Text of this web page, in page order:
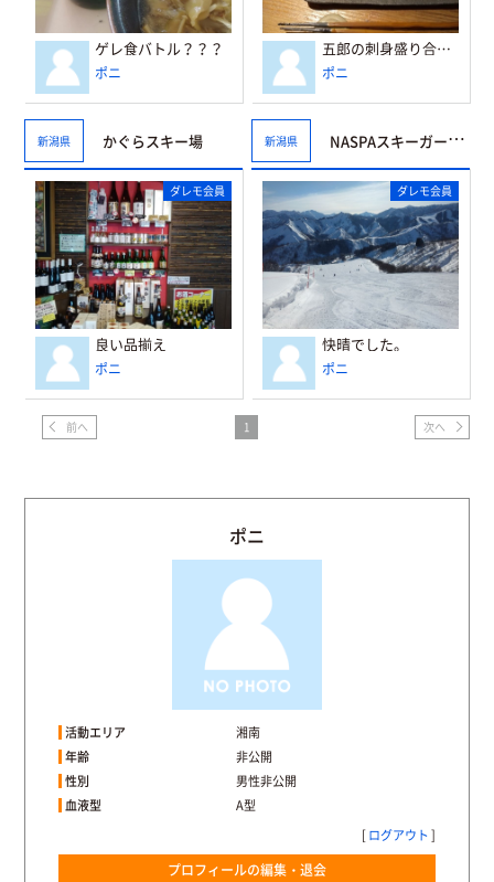
ゲレ食バトル？？？
ポニ
五郎の刺身盛り合わせ
ポニ
新潟県 かぐらスキー場
ダレモ会員
良い品揃え
ポニ
新潟県 NASPAスキーガーデン
ダレモ会員
快晴でした。
ポニ
前へ 1 次へ
ポニ
活動エリア
湘南
年齢
非公開
性別
男性非公開
血液型
A型
[ログアウト]
プロフィールの編集・退会